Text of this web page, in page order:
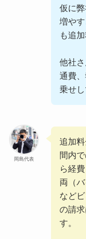
仮に
増や
も追
他社
通費
乗せし
岡島代表
追加
間内
ら経
両（
など
の請
す。